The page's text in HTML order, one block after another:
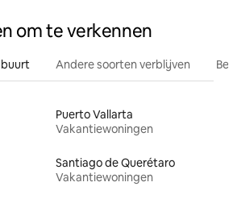
om te verkennen
buurt Andere soorten verblijven
Puerto Vallarta
Vakantiewoningen
Santiago de Querétaro
Vakantiewoningen